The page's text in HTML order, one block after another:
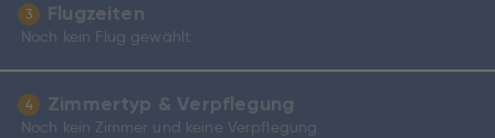
3 Flugzeiten
Noch kein Flug gewählt.
4 Zimmertyp & Verpflegung
Noch kein Zimmer und keine Verpflegung